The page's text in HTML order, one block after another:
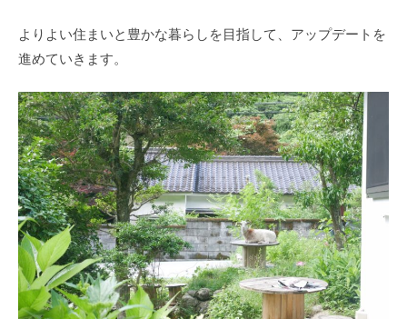
よりよい住まいと豊かな暮らしを目指して、アップデートを
進めていきます。